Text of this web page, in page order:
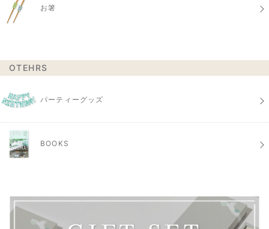
お箸
OTEHRS
パーティーグッズ
BOOKS